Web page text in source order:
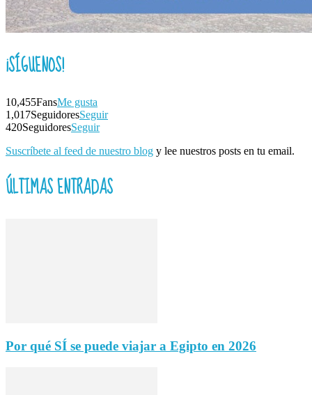
¡SÍGUENOS!
10,455FansMe gusta
1,017SeguidoresSeguir
420SeguidoresSeguir
Suscríbete al feed de nuestro blog y lee nuestros posts en tu email.
ÚLTIMAS ENTRADAS
Por qué SÍ se puede viajar a Egipto en 2026